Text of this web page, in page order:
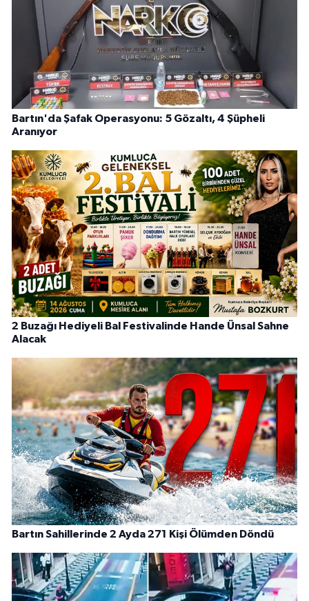
Bartın'da Şafak Operasyonu: 5 Gözaltı, 4 Şüpheli
Aranıyor
2 Buzağı Hediyeli Bal Festivalinde Hande Ünsal Sahne
Alacak
Bartın Sahillerinde 2 Ayda 271 Kişi Ölümden Döndü